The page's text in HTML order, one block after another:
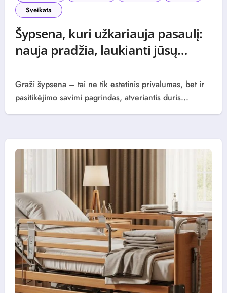
Sveikata
Šypsena, kuri užkariauja pasaulį:
nauja pradžia, laukianti jūsų
Graži šypsena – tai ne tik estetinis privalumas, bet ir
pasitikėjimo savimi pagrindas, atveriantis duris...